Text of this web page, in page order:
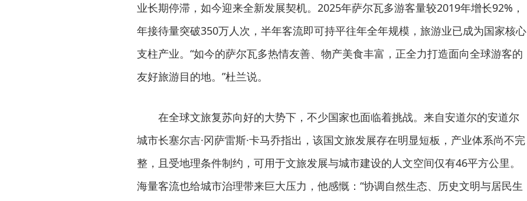
业长期停滞，如今迎来全新发展契机。2025年萨尔瓦多游客量较2019年增长92%，
年接待量突破350万人次，半年客流即可持平往年全年规模，旅游业已成为国家核心
支柱产业。“如今的萨尔瓦多热情友善、物产美食丰富，正全力打造面向全球游客的
友好旅游目的地。”杜兰说。
在全球文旅复苏向好的大势下，不少国家也面临着挑战。来自安道尔的安道尔
城市长塞尔吉·冈萨雷斯·卡马乔指出，该国文旅发展存在明显短板，产业体系尚不完
整，且受地理条件制约，可用于文旅发展与城市建设的人文空间仅有46平方公里。
海量客流也给城市治理带来巨大压力，他感慨：“协调自然生态、历史文明与居民生